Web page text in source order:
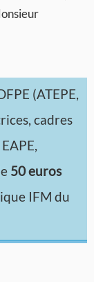
(ATEPE,
cadres
50 euros
IFM du